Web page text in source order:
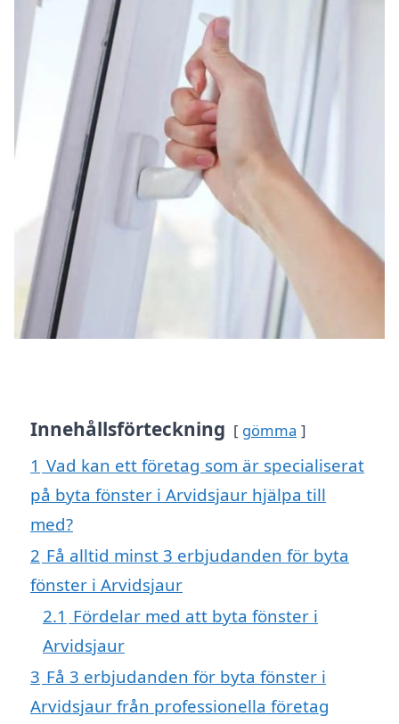
Innehållsförteckning gömma
1 Vad kan ett företag som är specialiserat
på byta fönster i Arvidsjaur hjälpa till
med?
2 Få alltid minst 3 erbjudanden för byta
fönster i Arvidsjaur
2.1 Fördelar med att byta fönster i
Arvidsjaur
3 Få 3 erbjudanden för byta fönster i
Arvidsjaur från professionella företag